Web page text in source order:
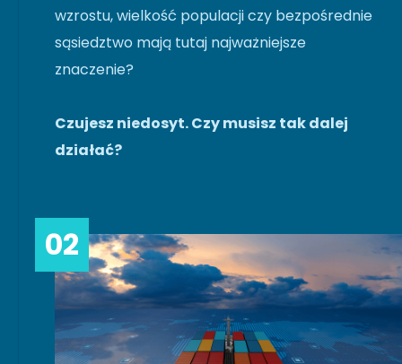
wzrostu, wielkość populacji czy bezpośrednie
sąsiedztwo mają tutaj najważniejsze
znaczenie?
Czujesz niedosyt. Czy musisz tak dalej
działać?
02